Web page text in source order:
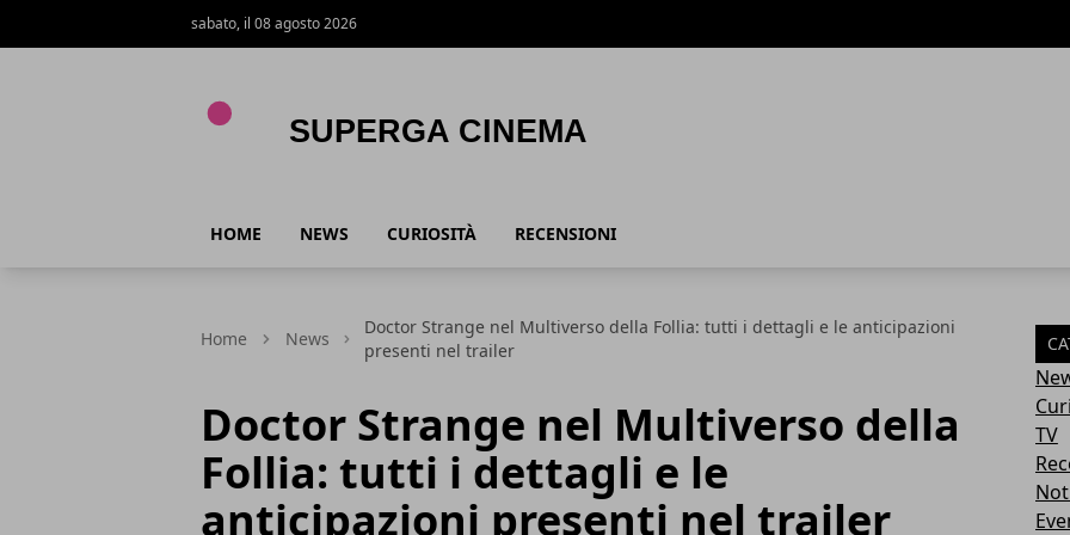
sabato, il 08 agosto 2026
HOME NEWS CURIOSITÀ RECENSIONI
Home News
Doctor Strange nel Multiverso della Follia: tutti i dettagli e le anticipazioni
presenti nel trailer
Doctor Strange nel Multiverso della
Follia: tutti i dettagli e le
anticipazioni presenti nel trailer
TV